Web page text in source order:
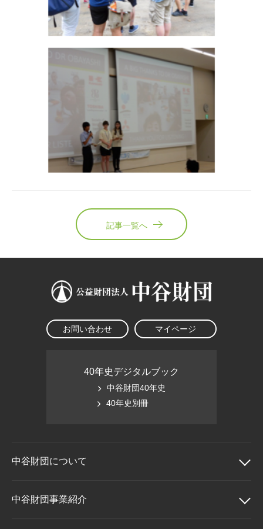
記事一覧へ
お問い合わせ マイページ
40年史デジタルブック
中谷財団40年史
40年史別冊
中谷財団について
中谷財団について
中谷財団事業紹介